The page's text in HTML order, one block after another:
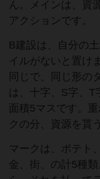
ん。メインは、資
アクションです。
B建設は、自分の
イルがないと置け
同じで、同じ形の
は、十字、S字、T
面積5マスです。
クの分、資源を貰
マークは、ポテト
金、街、の計5種